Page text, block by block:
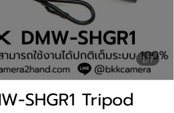
1/7
SHGR1 Tripod